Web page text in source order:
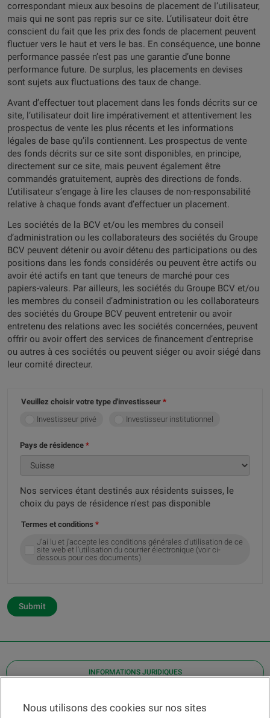
correspondant mieux aux besoins de placement de l’utilisateur,
mais qui ne sont pas repris sur ce site. L’utilisateur doit être
conscient du fait que les prix des fonds de placement peuvent
fluctuer vers le haut et vers le bas. En conséquence, une bonne
performance passée n’est pas une garantie d’une bonne
performance future. De surplus, les placements en devises
sont sujets aux fluctuations des taux de change.
Avant d’effectuer tout placement dans les fonds décrits sur ce
site, l’utilisateur doit lire impérativement et attentivement les
prospectus de vente les plus récents et les informations
légales de base qu’ils contiennent. Les prospectus de vente
des fonds décrits sur ce site sont disponibles, en principe,
directement sur ce site, mais peuvent également être
commandés gratuitement, auprès des directions de fonds.
L’utilisateur s’engage à lire les clauses de non-responsabilité
relative à chaque fonds avant d’effectuer un placement.
Les sociétés de la BCV et/ou les membres du conseil
d’administration ou les collaborateurs des sociétés du Groupe
BCV peuvent détenir ou avoir détenu des participations ou des
positions dans les fonds considérés ou peuvent être actifs ou
avoir été actifs en tant que teneurs de marché pour ces
papiers-valeurs. Par ailleurs, les sociétés du Groupe BCV et/ou
les membres du conseil d’administration ou les collaborateurs
des sociétés du Groupe BCV peuvent entretenir ou avoir
entretenu des relations avec les sociétés concernées, peuvent
offrir ou avoir offert des services de financement d’entreprise
ou autres à ces sociétés ou peuvent siéger ou avoir siégé dans
leur comité directeur.
Veuillez choisir votre type d'investisseur
Investisseur privé
Investisseur institutionnel
Pays de résidence
Nos services étant destinés aux résidents suisses, le
choix du pays de résidence n'est pas disponible
Termes et conditions
J'ai lu et j'accepte les conditions générales d'utilisation de ce
site web et l'utilisation du courrier électronique (voir ci-
dessous pour ces documents).
Submit
INFORMATIONS JURIDIQUES
Contact
Nous utilisons des cookies sur nos sites